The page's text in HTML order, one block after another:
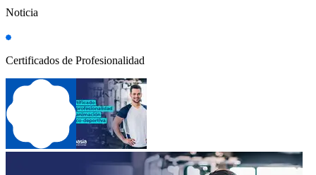
Noticia
Certificados de Profesionalidad